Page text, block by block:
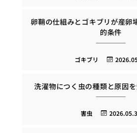
卵鞘の仕組みとゴキブリが産卵
的条件
ゴキブリ
洗濯物につく虫の種類と原因
害虫